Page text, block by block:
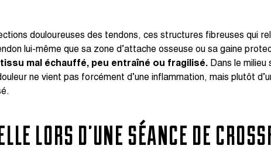
douloureuses des tendons, ces structures fibreuses qui
lui-même que sa zone d’attache osseuse ou sa gaine
mal échauffé, peu entraîné ou fragilisé. Dans le
ne vient pas forcément d’une inflammation, mais plutôt
LORS D’UNE SÉANCE DE